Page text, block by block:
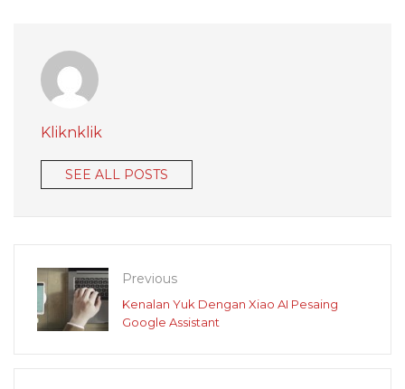
Kliknklik
SEE ALL POSTS
Previous
Kenalan Yuk Dengan Xiao AI Pesaing
Google Assistant